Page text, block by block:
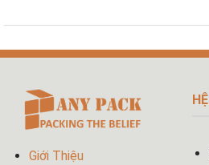
Giới Thiệu